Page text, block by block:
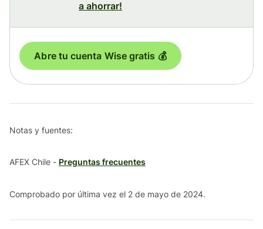
a ahorrar!
Abre tu cuenta Wise gratis 💰
Notas y fuentes:
AFEX Chile - Preguntas frecuentes
Comprobado por última vez el 2 de mayo de 2024.